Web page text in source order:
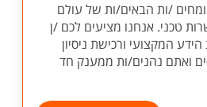
/ות הבאים/ות של עולם
טכני. אנחנו מציעים לכם /ן
המקצועי ורכישת ניסיון
ואתם נהנים/ות ממענק חד